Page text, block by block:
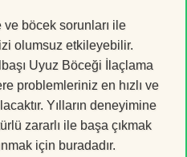
böcek sorunları ile
olumsuz etkileyebilir.
Uyuz Böceği İlaçlama
problemleriniz en hızlı ve
Yılların deneyimine
zararlı ile başa çıkmak
için buradadır.